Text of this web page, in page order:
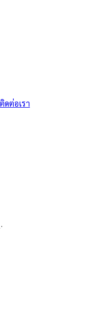
ติดต่อเรา
·